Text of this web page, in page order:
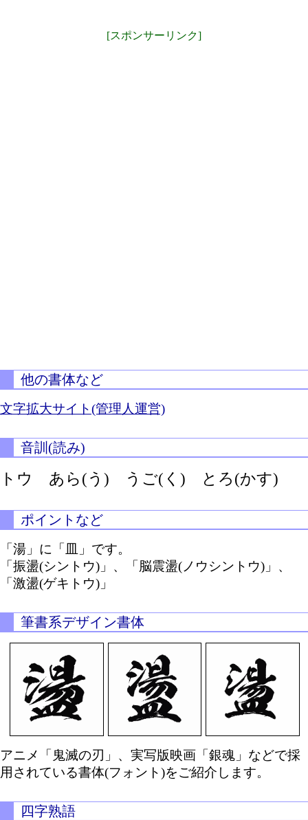
[スポンサーリンク]
他の書体など
文字拡大サイト(管理人運営)
音訓(読み)
トウ あら(う) うご(く) とろ(かす)
ポイントなど
「湯」に「皿」です。
「振盪(シントウ)」、「脳震盪(ノウシントウ)」、
「激盪(ゲキトウ)」
筆書系デザイン書体
アニメ「鬼滅の刃」、実写版映画「銀魂」などで採
用されている書体(フォント)をご紹介します。
四字熟語